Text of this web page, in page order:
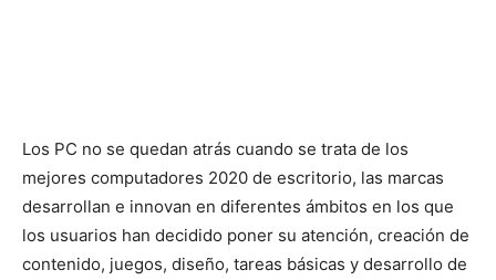
Los PC no se quedan atrás cuando se trata de los
mejores computadores 2020 de escritorio, las marcas
desarrollan e innovan en diferentes ámbitos en los que
los usuarios han decidido poner su atención, creación de
contenido, juegos, diseño, tareas básicas y desarrollo de